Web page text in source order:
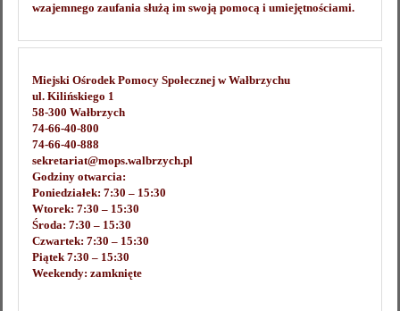
wzajemnego zaufania służą im swoją pomocą i umiejętnościami.
Miejski Ośrodek Pomocy Społecznej w Wałbrzychu
ul. Kilińskiego 1
58-300 Wałbrzych
74-66-40-800
74-66-40-888
sekretariat@mops.walbrzych.pl
Godziny otwarcia:
Poniedziałek: 7:30 – 15:30
Wtorek: 7:30 – 15:30
Środa: 7:30 – 15:30
Czwartek: 7:30 – 15:30
Piątek 7:30 – 15:30
Weekendy: zamknięte